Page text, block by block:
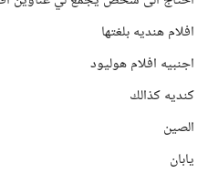
افلام هنديه بلغتها
اجنبيه افلام هوليود
كنديه كذالك
الصين
يابان